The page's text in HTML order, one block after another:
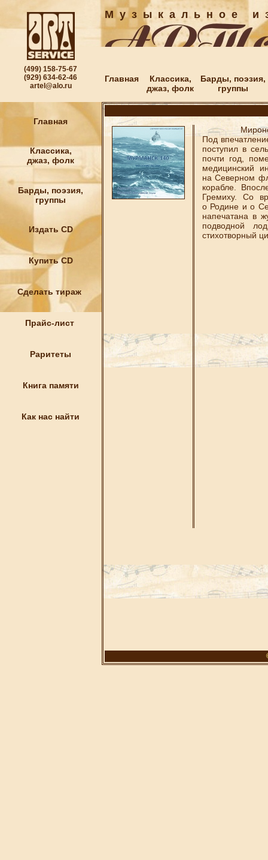
(499) 158-75-67
(929) 634-62-46
artel@alo.ru
М у з ы к а л ь н о е и
Главная
Классика,
джаз, фолк
Барды, поэзия,
группы
Главная
Классика,
джаз, фолк
Барды, поэзия,
группы
Издать CD
Купить CD
Сделать тираж
Прайс-лист
Раритеты
Книга памяти
Как нас найти
Миронов
Под
поступил в
почти год,
медицинский
на Северном
корабле.
Гремиху. Со
о Родине и о
напечатана в
подводной
стихотворный